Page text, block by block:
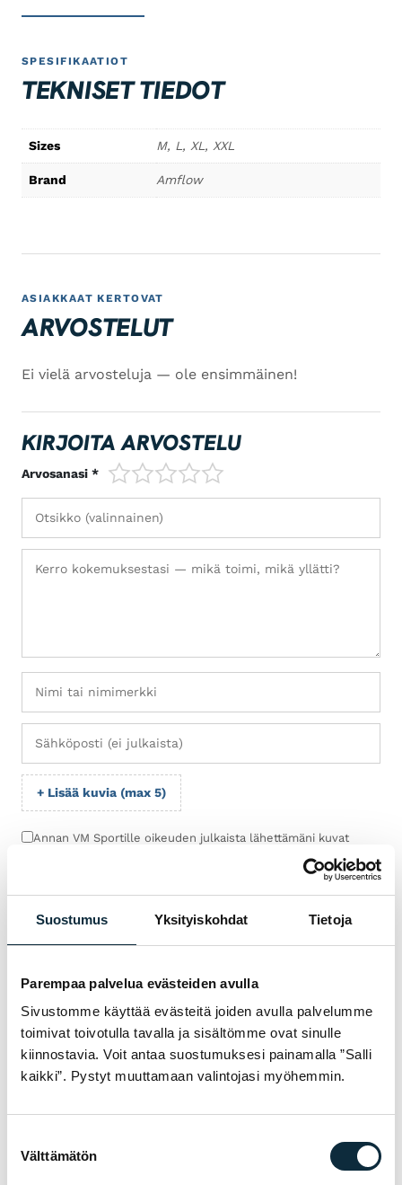
Suostumus Yksityiskohdat Tietoja
Parempaa palvelua evästeiden avulla
Sivustomme käyttää evästeitä joiden avulla palvelumme
toimivat toivotulla tavalla ja sisältömme ovat sinulle
kiinnostavia. Voit antaa suostumuksesi painamalla ”Salli
kaikki”. Pystyt muuttamaan valintojasi myöhemmin.
valinta
Välttämätön
SPESIFIKAATIOT
TEKNISET TIEDOT
Sizes M, L, XL, XXL
Brand Amflow
ASIAKKAAT KERTOVAT
ARVOSTELUT
Ei vielä arvosteluja — ole ensimmäinen!
KIRJOITA ARVOSTELU
Arvosanasi * 1/5 2/53/54/5
+ Lisää kuvia (max 5)
Annan VM Sportille oikeuden julkaista lähettämäni kuvat
TAKUU & PALVELU
MIKSI AMFLOW VM
Olemme valtuutettu jälleenmyyjä ja